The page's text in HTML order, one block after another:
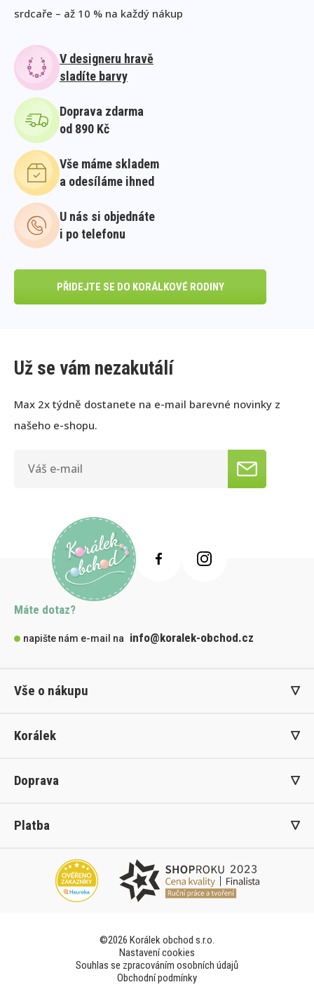
srdcaře – až 10 % na každý nákup
V designeru hravě
sladíte barvy
Doprava zdarma
od 890 Kč
Vše máme skladem
a odesíláme ihned
U nás si objednáte
i po telefonu
PŘIDEJTE SE DO KORÁLKOVÉ RODINY
Už se vám nezakutálí
Max 2x týdně dostanete na e-mail barevné novinky z
našeho e-shopu.
Máte dotaz?
napište nám e-mail na info@koralek-obchod.cz
Vše o nákupu
Korálek
Doprava
Platba
©2026 Korálek obchod s.r.o.
Nastavení cookies
Souhlas se zpracováním osobních údajů
Obchodní podmínky